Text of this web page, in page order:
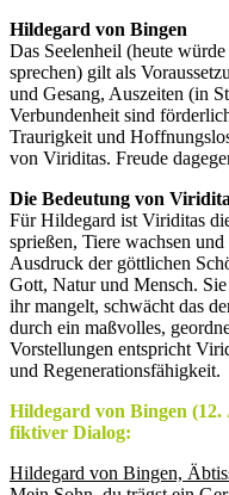
Hildegard von Bingen
Das Seelenheil (heute
sprechen) gilt als
und Gesang, Auszeiten (in
Verbundenheit sind
Traurigkeit und
von Viriditas. Freude
Die Bedeutung von
Für Hildegard ist Viriditas
sprießen, Tiere wachsen
Ausdruck der göttlichen
Gott, Natur und Mensch.
ihr mangelt, schwächt das
durch ein maßvolles,
Vorstellungen entspricht
und Regenerationsfähigkeit.
Hildegard von Bingen
fiktiver Dialog:
Hildegard von Bingen,